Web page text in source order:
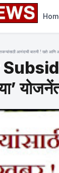
आनंदाची बातमी ! खते आणि